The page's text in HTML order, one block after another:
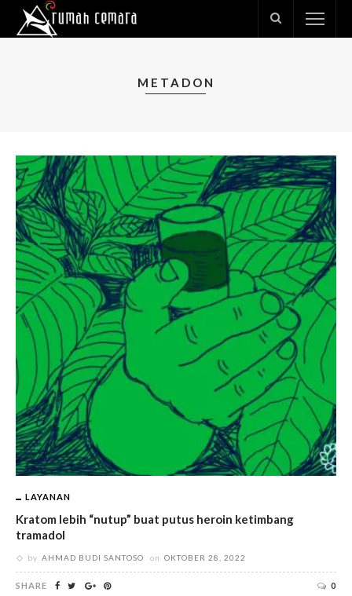
METADON
LAYANAN
Kratom lebih “nutup” buat putus heroin ketimbang
tramadol
by AHMAD BUDI SANTOSO on OKTOBER 28, 2022
SHARE 0